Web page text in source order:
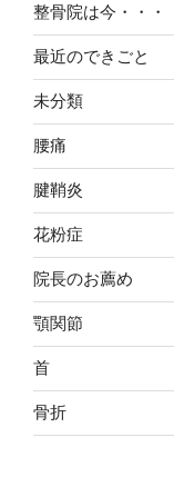
整骨院は今・・・
最近のできごと
未分類
腰痛
腱鞘炎
花粉症
院長のお薦め
顎関節
首
骨折